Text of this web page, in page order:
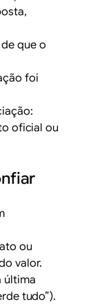
de que o
foi
oficial ou
ou
valor.
última
tudo”).